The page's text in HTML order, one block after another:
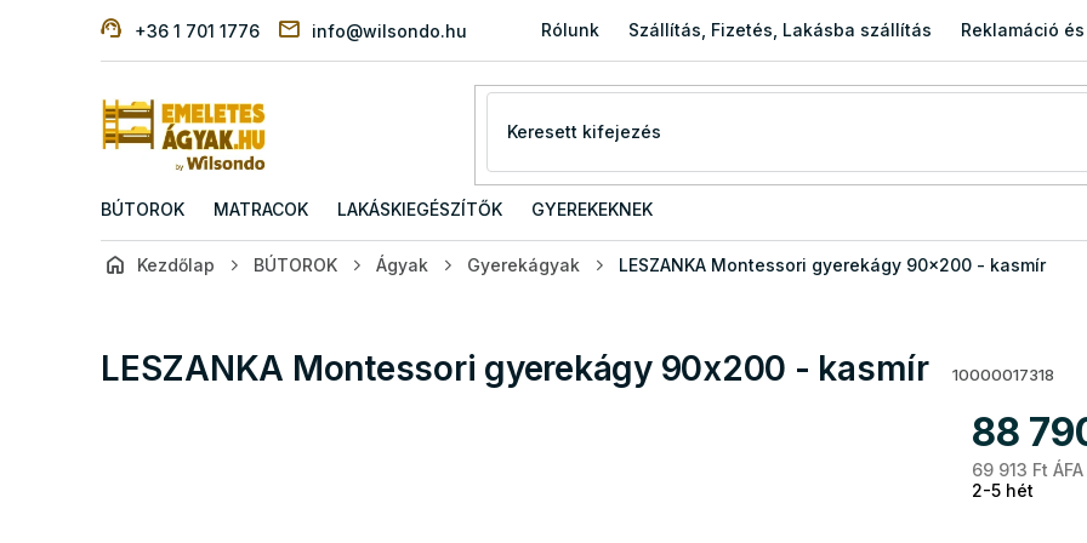
+36 1 701 1776 info@wilsondo.hu Rólunk Szállítás, Fizetés, Lakásba szállítás Reklamáció
BÚTOROK MATRACOK LAKÁSKIEGÉSZÍTŐK GYEREKEKNEK
Kezdőlap BÚTOROK Ágyak Gyerekágyak LESZANKA Montessori gyerekágy 90x200 - kasmír
LESZANKA Montessori gyerekágy 90x200 - kasmír 10000017318
88
69 913 Ft
2-5 hét